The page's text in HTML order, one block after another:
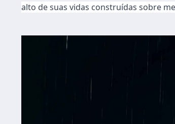
alto de suas vidas construídas sobre